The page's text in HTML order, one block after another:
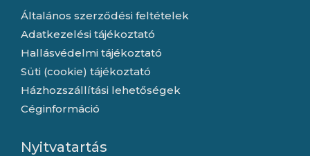
Általános szerződési feltételek
Adatkezelési tájékoztató
Hallásvédelmi tájékoztató
Süti (cookie) tájékoztató
Házhozszállítási lehetőségek
Céginformáció
Nyitvatartás